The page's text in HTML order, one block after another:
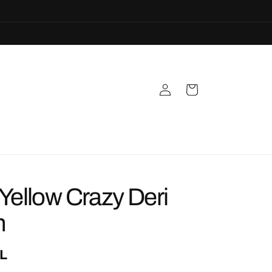
Sepet
Crazy Deri